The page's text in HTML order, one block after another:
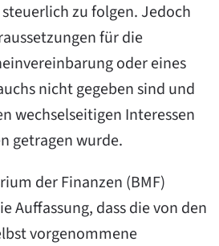
zu folgen. Jedoch
für die
oder eines
nicht gegeben sind und
wechselseitigen Interessen
getragen wurde.
der Finanzen (BMF)
Auffassung, dass die von den
vorgenommene